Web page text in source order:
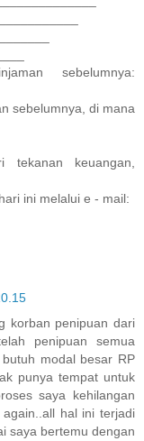
sebelumnya:
sebelumnya, di mana
keuangan,
ini melalui e - mail:
korban penipuan dari
penipuan semua
modal besar RP
punya tempat untuk
saya kehilangan
hal ini terjadi
saya bertemu dengan